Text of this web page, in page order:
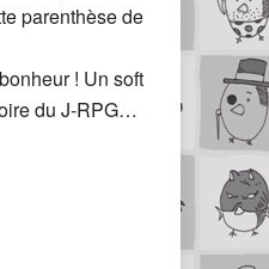
parenthèse de
! Un soft
du J-RPG…